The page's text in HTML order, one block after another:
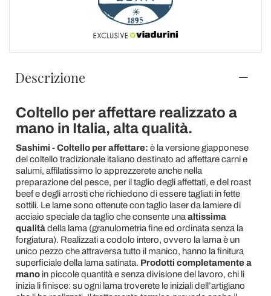
Descrizione
Coltello per affettare realizzato a
mano in Italia, alta qualità.
Sashimi - Coltello per affettare: è la versione giapponese
del coltello tradizionale italiano destinato ad affettare carni e
salumi, affilatissimo lo apprezzerete anche nella
preparazione del pesce, per il taglio degli affettati, e del roast
beef e degli arrosti che richiedono di essere tagliati in fette
sottili. Le lame sono ottenute con taglio laser da lamiere di
acciaio speciale da taglio che consente una altissima
qualitàdella lama (granulometria fine ed ordinata senza la
forgiatura). Realizzati a codolo intero, ovvero la lama è un
unico pezzo che attraversa tutto il manico, hanno la finitura
superficiale della lama satinata. Prodotti completamente a
manoin piccole quantità e senza divisione del lavoro, chi li
inizia li finisce: su ogni lama troverete le iniziali dell’artigiano